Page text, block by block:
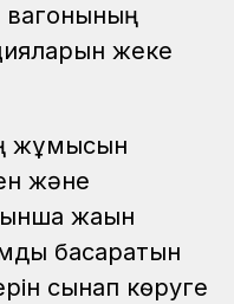
жеке
жұмысын
және
жақын
басқаратын
сынап көруге